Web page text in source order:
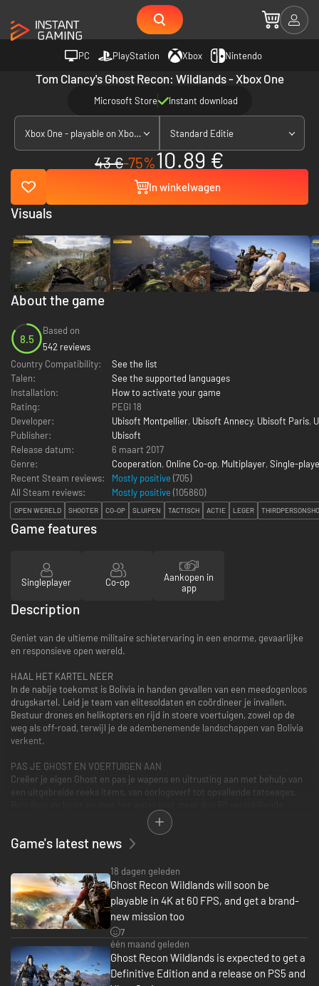
PC PlayStation Xbox Nintendo
Tom Clancy's Ghost Recon: Wildlands - Xbox One
Microsoft Store Instant download
Xbox One - playable on Xbox Series X|S Standard Editie
43 €-75%10.89 €
In winkelwagen
About the game
8.5
Based on
542 reviews
Country Compatibility:
See the list
Talen:
See the supported languages
Installation:
How to activate your game
Rating:
PEGI 18
Developer:
Ubisoft Montpellier, Ubisoft Annecy, Ubisoft Paris,
Publisher:
Ubisoft
Release datum:
6 maart 2017
Genre:
Cooperation, Online Co-op, Multiplayer, Single-
Recent Steam reviews:
Mostly positive (705)
All Steam reviews:
Mostly positive (105860)
OPEN WERELD SHOOTER CO-OP SLUIPEN TACTISCH ACTIE LEGER
Visuals
Game features
Singleplayer Co-op
Aankopen in
app
Description
Geniet van de ultieme militaire schietervaring in een enorme, gevaarlijke
en responsieve open wereld.
HAAL HET KARTEL NEER
In de nabije toekomst is Bolivia in handen gevallen van een meedogenloos
drugskartel. Leid je team van elitesoldaten en coördineer je invallen.
Bestuur drones en helikopters en rijd in stoere voertuigen, zowel op de
weg als off-road, terwijl je de adembenemende landschappen van Bolivia
verkent.
PAS JE GHOST EN VOERTUIGEN AAN
Creëer je eigen Ghost en pas je wapens en uitrusting aan met behulp van
een uitgebreide reeks items, van oorlogsverf tot opvallende tatoeages.
VORM EEN TEAM MET VRIENDEN
tactische class-based 4v4-gevechten: Ghost War.
Internetverbinding, Ubisoft-account, Microsoft-account en Game Pass
Ultimate of Core (abonnementen apart verkrijgbaar) nodig voor toegang
tot online multiplayer/functies.
Game's latest news
18 dagen geleden
Ghost Recon Wildlands will soon be
playable in 4K at 60 FPS, and get a brand-
new mission too
7
één maand geleden
Ghost Recon Wildlands is expected to get a
Definitive Edition and a release on PS5 and